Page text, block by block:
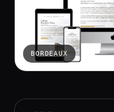
BORDEAUX